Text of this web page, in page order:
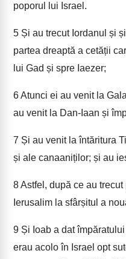
poporul lui Israel.
5 Și au trecut Iordanul și
partea dreaptă a cetății
lui Gad și spre Iaezer;
6Atunci ei au venit la
au venit la Dan-Iaan și
7 Și au venit la întăritura
și ale canaaniților; și au
8Astfel, după ce au
Ierusalim la sfârșitul a
9 Și Ioab a dat
erau acolo în Israel opt